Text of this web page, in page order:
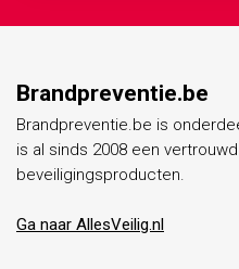
Brandpreventie.be
Brandpreventie.be is
is al sinds 2008 een
beveiligingsproducten.
Ga naar AllesVeilig.nl